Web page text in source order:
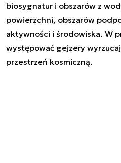
biosygnatur i obszarów z
powierzchni, obszarów
aktywności i środowiska. W
występować gejzery
przestrzeń kosmiczną.